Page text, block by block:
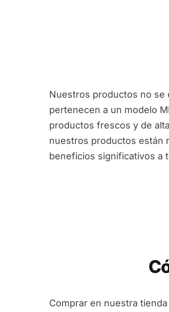
Nuestros productos no se
pertenecen a un modelo
productos frescos y de
nuestros productos están
beneficios significativos a
Comprar en nuestra